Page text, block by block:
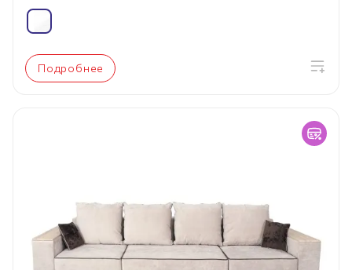
Подробнее